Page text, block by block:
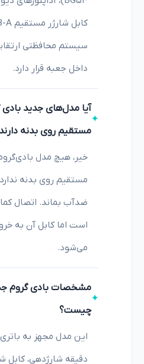
سیستم محافظتی
داخل جعبه قرار دارد.
مستقیم روی بدنه
می‌شود.
چیست؟